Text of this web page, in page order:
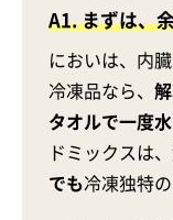
A1. まずは、
においは、内
冷凍品なら、
タオルで一度
ドミックスは
でも冷凍独特